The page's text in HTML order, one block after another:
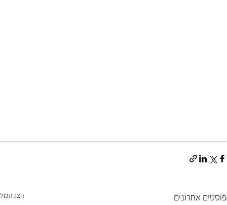
פוסטים אחרונים הצג הכול